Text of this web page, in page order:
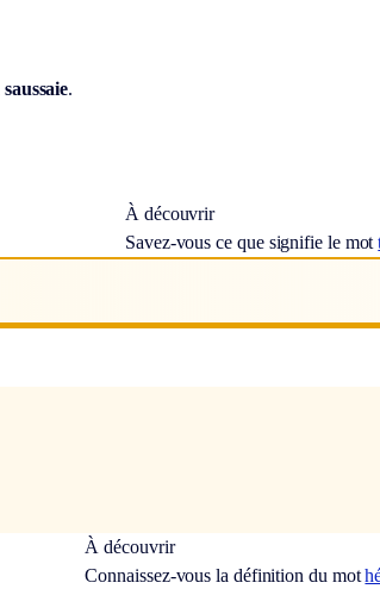
saussaie.
À découvrir
Savez-vous ce que signifie le mot
À découvrir
Connaissez-vous la définition du mot